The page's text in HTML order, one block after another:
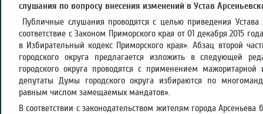
слушания по вопросу внесения изменений в Устав
Публичные слушания проводятся с целью приведения Устава
соответствие с Законом Приморского края от 01 декабря 2015
в Избирательный кодекс Приморского края». Абзац второй
городского округа предлагается изложить в следующей
городского округа проводятся с применением
депутаты Думы городского округа избираются по
равным числом замещаемых мандатов».
В соответствии с законодательством жителям города